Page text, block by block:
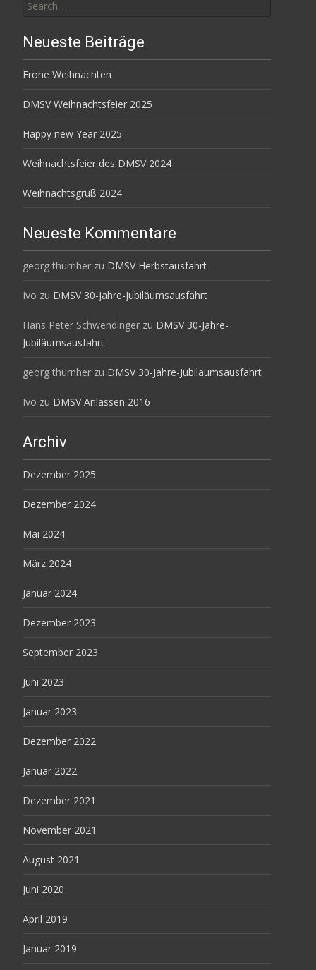
for:
Neueste Beiträge
Frohe Weihnachten
DMSV Weihnachtsfeier 2025
Happy new Year 2025
Weihnachtsfeier des DMSV 2024
Weihnachtsgruß 2024
Neueste Kommentare
georg thurnher zu DMSV Herbstausfahrt
Ivo zu DMSV 30-Jahre-Jubiläumsausfahrt
Hans Peter Schwendinger zu DMSV 30-Jahre-
Jubiläumsausfahrt
georg thurnher zu DMSV 30-Jahre-Jubiläumsausfahrt
Ivo zu DMSV Anlassen 2016
Archiv
Dezember 2025
Dezember 2024
Mai 2024
März 2024
Januar 2024
Dezember 2023
September 2023
Juni 2023
Januar 2023
Dezember 2022
Januar 2022
Dezember 2021
November 2021
August 2021
Juni 2020
April 2019
Januar 2019